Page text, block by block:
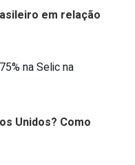
em relação
na Selic na
Unidos? Como